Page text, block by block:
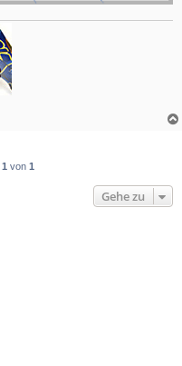
1 von 1
Gehe zu